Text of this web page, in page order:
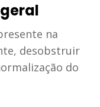
na
desobstruir
do